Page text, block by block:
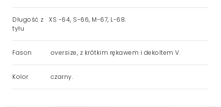
Długość z
tyłu
XS -64, S-66, M-67, L-68.
Fason oversize, z krótkim rękawem i dekoltem V.
Kolor czarny.